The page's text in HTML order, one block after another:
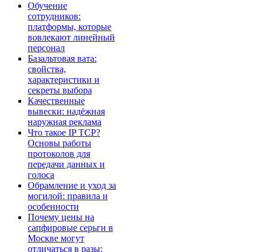
Обучение
сотрудников:
платформы, которые
вовлекают линейный
персонал
Базальтовая вата:
свойства,
характеристики и
секреты выбора
Качественные
вывески: надёжная
наружная реклама
Что такое IP TCP?
Основы работы
протоколов для
передачи данных и
голоса
Обрамление и уход за
могилой: правила и
особенности
Почему цены на
сапфировые серьги в
Москве могут
отличаться в разы: